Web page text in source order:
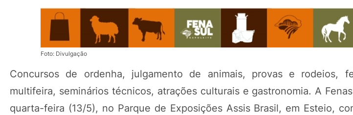
Foto: Divulgação
Concursos de ordenha, julgamento de animais, provas e rodeios,
multifeira, seminários técnicos, atrações culturais e gastronomia. A
quarta-feira (13/5), no Parque de Exposições Assis Brasil, em Esteio,